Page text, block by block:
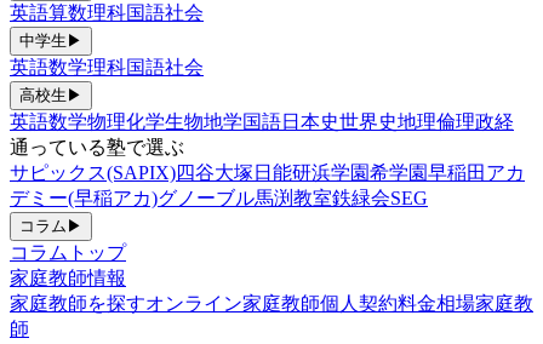
英語算数理科国語社会
中学生 ▶
英語数学理科国語社会
高校生 ▶
英語数学物理化学生物地学国語日本史世界史地理倫理政経
通っている塾で選ぶ
サピックス(SAPIX)四谷大塚 日能研浜学園希学園早稲田アカ
デミー(早稲アカ)グノーブル馬渕教室鉄緑会SEG
コラム ▶
コラムトップ
家庭教師情報
家庭教師を探すオンライン家庭教師個人契約料金相場家庭教
師